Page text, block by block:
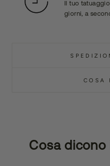
Il tuo
giorni, a
COSA
Cosa